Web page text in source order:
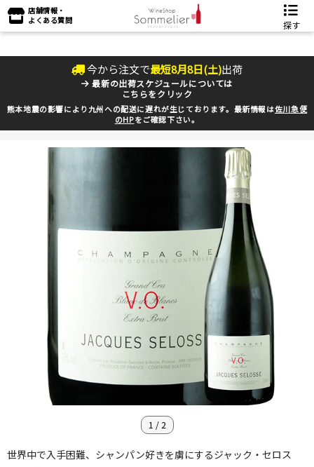
店舗情報・
よくある質問
探す
今から注文で最短8月8日(土)出荷
最新の出荷スケジュールについては
こちらをクリック
熊本地震の影響により九州への配送に遅れが生じております。最新情報は佐川急便
のHPをご確認下さい。
1 / 2
世界中で入手困難、シャンパン好きを虜にするジャック・セロス